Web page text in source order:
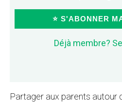
⭐ S'ABONNER
Déjà membre?
Partager aux parents autour